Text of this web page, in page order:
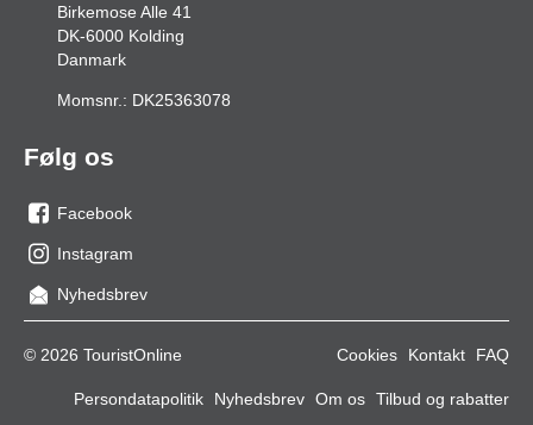
Birkemose Alle 41
DK-6000 Kolding
Danmark
Momsnr.: DK25363078
Følg os
os
på
facebook
Facebook
os
på
Instagram
Nyhedsbrev
© 2026 TouristOnline Cookies Kontakt FAQ
Persondatapolitik Nyhedsbrev Om os Tilbud og rabatter